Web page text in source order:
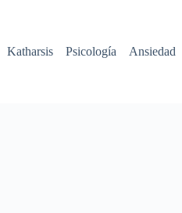
Katharsis Psicología Ansiedad